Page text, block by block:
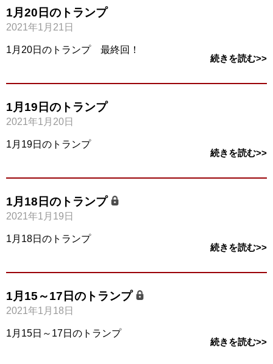
1月20日のトランプ
2021年1月21日
1月20日のトランプ 最終回！
続きを読む>>
1月19日のトランプ
2021年1月20日
1月19日のトランプ
続きを読む>>
1月18日のトランプ
2021年1月19日
1月18日のトランプ
続きを読む>>
1月15～17日のトランプ
2021年1月18日
1月15日～17日のトランプ
続きを読む>>